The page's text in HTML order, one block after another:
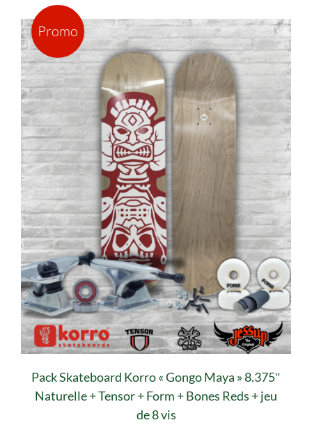
Promo
Pack Skateboard Korro « Gongo Maya » 8.375″
Naturelle + Tensor + Form + Bones Reds + jeu
de 8 vis